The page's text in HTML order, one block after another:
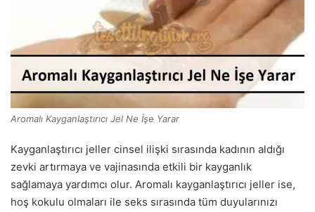
Aromalı Kayganlaştırıcı Jel Ne İşe Yarar
Kayganlaştırıcı jeller cinsel ilişki sırasında kadının aldığı
zevki artırmaya ve vajinasında etkili bir kayganlık
sağlamaya yardımcı olur. Aromalı kayganlaştırıcı jeller ise,
hoş kokulu olmaları ile seks sırasında tüm duyularınızı